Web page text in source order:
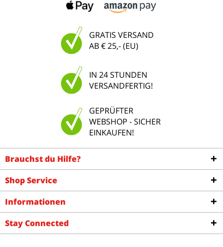
GRATIS VERSAND
AB € 25,- (EU)
IN 24 STUNDEN
VERSANDFERTIG!
GEPRÜFTER
WEBSHOP - SICHER
EINKAUFEN!
Brauchst du Hilfe?
Shop Service
Informationen
Stay Connected